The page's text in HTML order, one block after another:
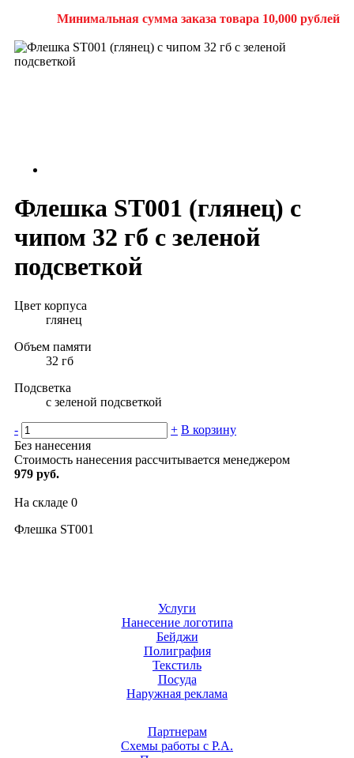
Минимальная сумма заказа товара 10,000 рублей
Флешка ST001 (глянец) с
чипом 32 гб с зеленой
подсветкой
Цвет корпуса
глянец
Объем памяти
32 гб
Подсветка
с зеленой подсветкой
- + В корзину
Без нанесения
Стоимость нанесения рассчитывается менеджером
979 руб.
На складе 0
Флешка ST001
Услуги
Нанесение логотипа
Бейджи
Полиграфия
Текстиль
Посуда
Наружная реклама
Партнерам
Схемы работы с Р.А.